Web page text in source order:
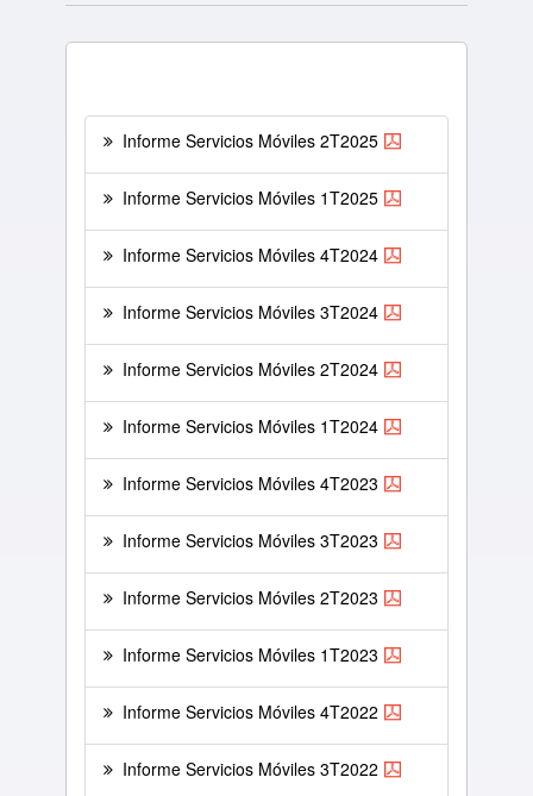
Informe Servicios Móviles 2T2025
Informe Servicios Móviles 1T2025
Informe Servicios Móviles 4T2024
Informe Servicios Móviles 3T2024
Informe Servicios Móviles 2T2024
Informe Servicios Móviles 1T2024
Informe Servicios Móviles 4T2023
Informe Servicios Móviles 3T2023
Informe Servicios Móviles 2T2023
Informe Servicios Móviles 1T2023
Informe Servicios Móviles 4T2022
Informe Servicios Móviles 3T2022